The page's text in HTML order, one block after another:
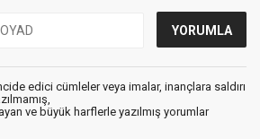
edici cümleler veya imalar, inançlara saldırı
ve büyük harflerle yazılmış yorumlar